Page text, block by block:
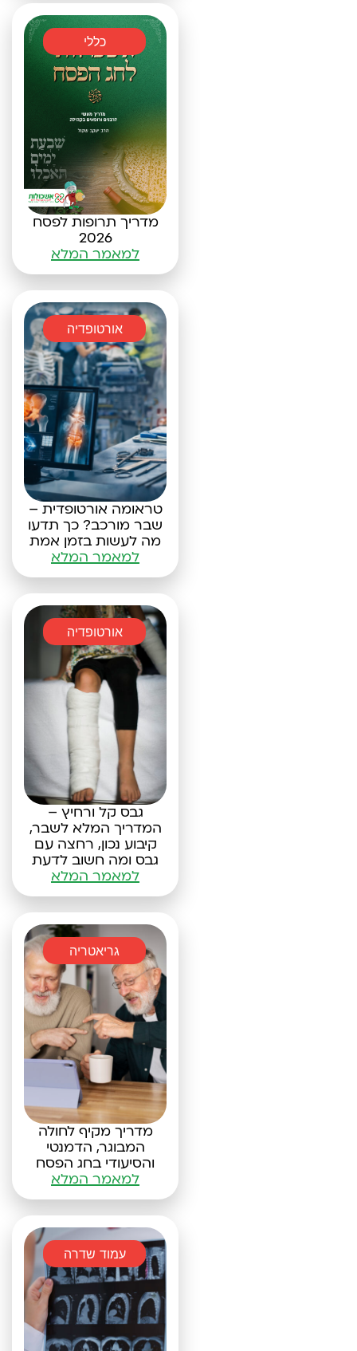
כללי
מדריך תרופות לפסח
2026
למאמר המלא
אורטופדיה
טראומה אורטופדית –
שבר מורכב? כך תדעו
מה לעשות בזמן אמת
למאמר המלא
אורטופדיה
גבס קל ורחיץ –
המדריך המלא לשבר,
קיבוע נכון, רחצה עם
גבס ומה חשוב לדעת
למאמר המלא
גריאטריה
מדריך מקיף לחולה
המבוגר, הדמנטי
והסיעודי בחג הפסח
למאמר המלא
עמוד שדרה